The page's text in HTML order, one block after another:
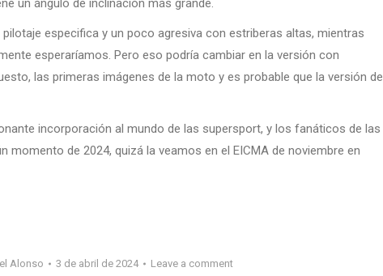
un ángulo de inclinación más grande.
especifica y un poco agresiva con estriberas altas, mientras
esperaríamos. Pero eso podría cambiar en la versión con
las primeras imágenes de la moto y es probable que la versión de
incorporación al mundo de las supersport, y los fanáticos de las
momento de 2024, quizá la veamos en el EICMA de noviembre en
Alonso 3 de abril de 2024 Leave a comment